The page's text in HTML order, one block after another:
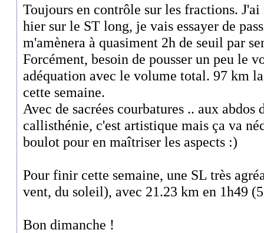
Toujours en contrôle sur les fractions.
hier sur le ST long, je vais essayer de
m'amènera à quasiment 2h de seuil par
Forcément, besoin de pousser un peu le
adéquation avec le volume total. 97 km
cette semaine.
Avec de sacrées courbatures .. aux
callisthénie, c'est artistique mais ça va
boulot pour en maîtriser les aspects :)
Pour finir cette semaine, une SL très
vent, du soleil), avec 21.23 km en 1h49
Bon dimanche !